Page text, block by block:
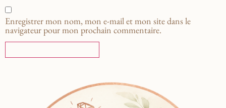
Enregistrer mon nom, mon e-mail et mon site dans le
navigateur pour mon prochain commentaire.